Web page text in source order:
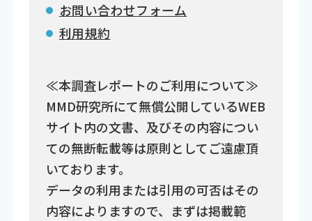
お問い合わせフォーム
利用規約
≪本調査レポートのご利用について≫
MMD研究所にて無償公開しているWEB
サイト内の文書、及びその内容につい
ての無断転載等は原則としてご遠慮頂
いております。
データの利用または引用の可否はその
内容によりますので、まずは掲載範